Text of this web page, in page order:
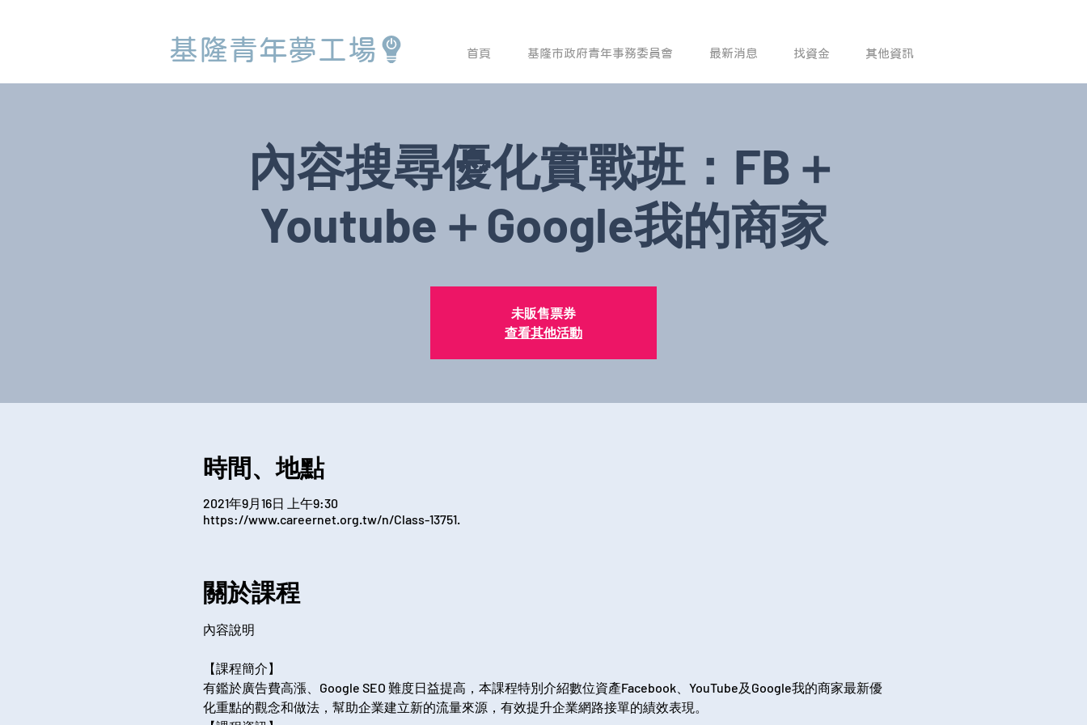
基隆青年夢工場 首頁 基隆市政府青年事務委員會 最新消息 找資金 其他資訊
內容搜尋優化實戰班：FB＋
Youtube＋Google我的商家
未販售票券
查看其他活動
時間、地點
2021年9月16日 上午9:30
https://www.careernet.org.tw/n/Class-13751.
關於課程
【課程簡介】
有鑑於廣告費高漲、Google SEO 難度日益提高，本課程特別介紹數位資產Facebook、YouTube及Google我的商家最新優
化重點的觀念和做法，幫助企業建立新的流量來源，有效提升企業網路接單的績效表現。